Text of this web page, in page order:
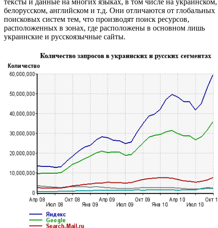
тексты и данные на многих языках, в том числе на украинском,
белорусском, английском и т.д. Они отличаются от глобальных
поисковых систем тем, что производят поиск ресурсов,
расположенных в зонах, где расположены в основном лишь
украинские и русскоязычные сайты.